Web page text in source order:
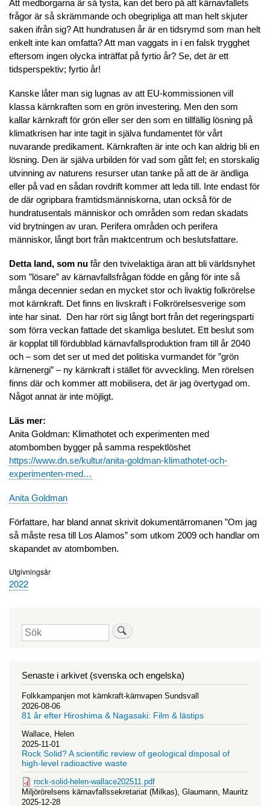
Att medborgarna är så tysta, kan det bero på att kärnavfallets
frågor är så skrämmande och obegripliga att man helt skjuter
saken ifrån sig? Att hundratusen år är en tidsrymd som man helt
enkelt inte kan omfatta? Att man vaggats in i en falsk trygghet
eftersom ingen olycka inträffat på fyrtio år? Se, det är ett
tidsperspektiv; fyrtio år!
Kanske låter man sig lugnas av att EU-kommissionen vill
klassa kärnkraften som en grön investering. Men den som
kallar kärnkraft för grön eller ser den som en tillfällig lösning på
klimatkrisen har inte tagit in själva fundamentet för vårt
nuvarande predikament. Kärnkraften är inte och kan aldrig bli en
lösning. Den är själva urbilden för vad som gått fel; en storskalig
utvinning av naturens resurser utan tanke på att de är ändliga
eller på vad en sådan rovdrift kommer att leda till. Inte endast för
de där ogripbara framtidsmänniskorna, utan också för de
hundratusentals människor och områden som redan skadats
vid brytningen av uran. Perifera områden och perifera
människor, långt bort från maktcentrum och beslutsfattare.
Detta land, som nu får den tvivelaktiga äran att bli världsnyhet
som ”lösare” av kärnavfallsfrågan födde en gång för inte så
många decennier sedan en mycket stor och livaktig folkrörelse
mot kärnkraft. Det finns en livskraft i Folkrörelsesverige som
inte har sinat. Den har rört sig långt bort från det regeringsparti
som förra veckan fattade det skamliga beslutet. Ett beslut som
är kopplat till fördubblad kärnavfallsproduktion fram till år 2040
och – som det ser ut med det politiska vurmandet för ”grön
kärnenergi” – ny kärnkraft i stället för avveckling. Men rörelsen
finns där och kommer att mobilisera, det är jag övertygad om.
Något annat är inte möjligt.
Läs mer:
Anita Goldman: Klimathotet och experimenten med
atombomben bygger på samma respektlöshet
https://www.dn.se/kultur/anita-goldman-klimathotet-och-
experimenten-med…
Anita Goldman
Författare, har bland annat skrivit dokumentärromanen ”Om jag
så måste resa till Los Alamos” som utkom 2009 och handlar om
skapandet av atombomben.
Utgivningsår
2022
Sök
Senaste i arkivet (svenska och engelska)
Folkkampanjen mot kärnkraft-kärnvapen Sundsvall
2026-08-06
81 år efter Hiroshima & Nagasaki: Film & lästips
Wallace, Helen
2025-11-01
Rock Solid? A scientific review of geological disposal of
high-level radioactive waste
rock-solid-helen-wallace202511.pdf
Miljörörelsens kärnavfallssekretariat (Milkas), Glaumann, Mauritz
2025-12-28